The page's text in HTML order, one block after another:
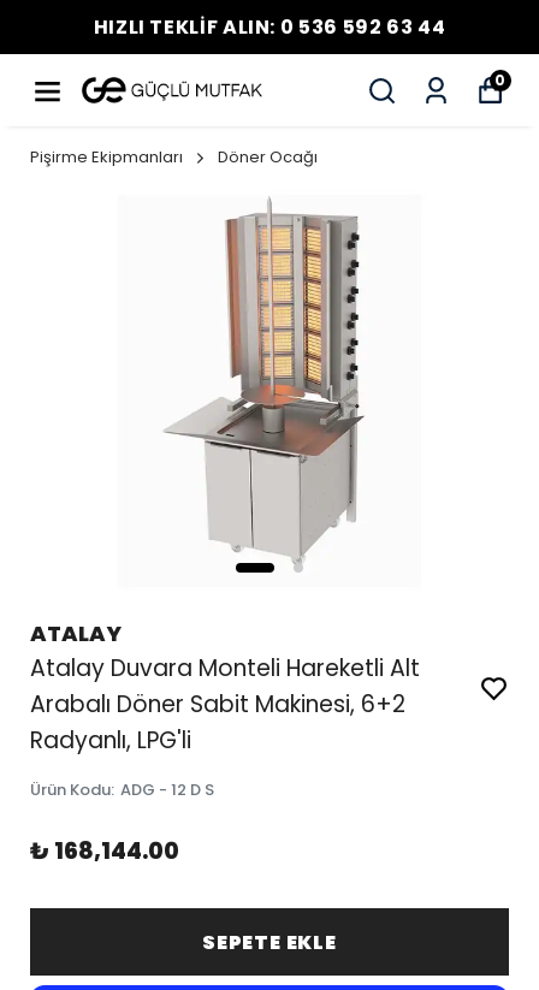
HIZLI TEKLİF ALIN: 0 536 592 63 44
0
Pişirme Ekipmanları Döner Ocağı
ATALAY
Atalay Duvara Monteli Hareketli Alt
Arabalı Döner Sabit Makinesi, 6+2
Radyanlı, LPG'li
Ürün Kodu: ADG - 12 D S
₺ 168,144.00
SEPETE EKLE